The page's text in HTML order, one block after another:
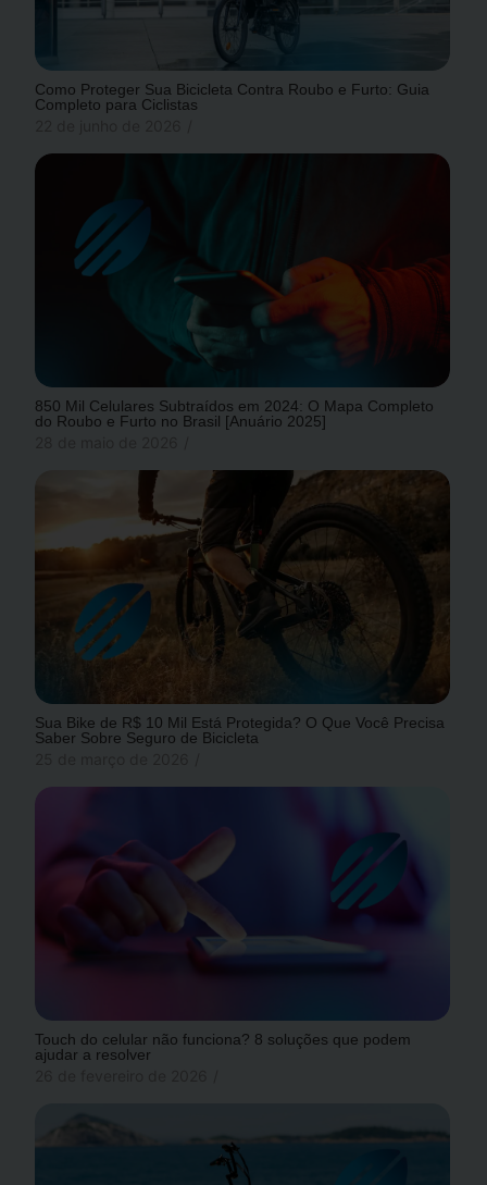
Como Proteger Sua Bicicleta Contra Roubo e Furto: Guia
Completo para Ciclistas
850 Mil Celulares Subtraídos em 2024: O Mapa Completo
do Roubo e Furto no Brasil [Anuário 2025]
Sua Bike de R$ 10 Mil Está Protegida? O Que Você Precisa
Saber Sobre Seguro de Bicicleta
Touch do celular não funciona? 8 soluções que podem
ajudar a resolver